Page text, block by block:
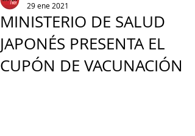
MINISTERIO DE SALUD
JAPONÉS PRESENTA EL
CUPÓN DE VACUNACIÓN
29 ene 2021